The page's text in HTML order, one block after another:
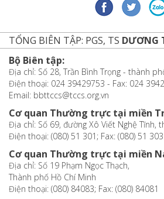
TỔNG BIÊN TẬP: PGS, TS DƯƠNG
Bộ Biên tập:
Địa chỉ: Số 28, Trần Bình Trọng - thành
Điện thoại: 024 39429753 - Fax: 024
Email: bbttccs@tccs.org.vn
Cơ quan Thường trực tại miền
Địa chỉ: Số 69, đường Xô Viết Nghệ Tĩnh,
Điện thoại: (080) 51 301; Fax: (080) 51 303
Cơ quan Thường trực tại miền
Địa chỉ: Số 19 Phạm Ngọc Thạch,
Thành phố Hồ Chí Minh
Điện thoại: (080) 84083; Fax: (080) 84081